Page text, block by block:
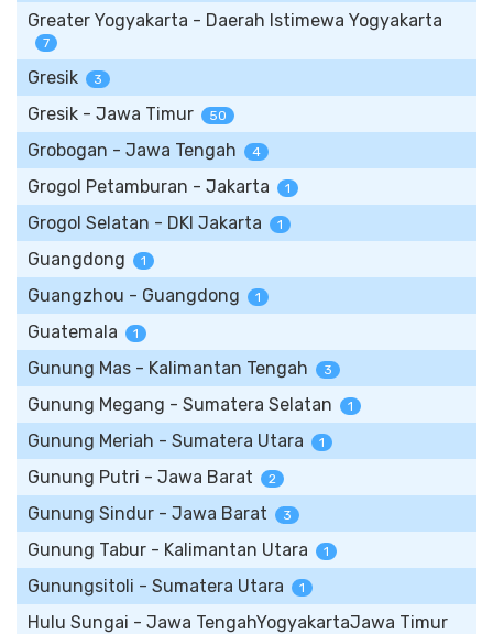
Greater Yogyakarta - Daerah Istimewa Yogyakarta
7
Gresik 3
Gresik - Jawa Timur 50
Grobogan - Jawa Tengah 4
Grogol Petamburan - Jakarta 1
Grogol Selatan - DKI Jakarta 1
Guangdong 1
Guangzhou - Guangdong 1
Guatemala 1
Gunung Mas - Kalimantan Tengah 3
Gunung Megang - Sumatera Selatan 1
Gunung Meriah - Sumatera Utara 1
Gunung Putri - Jawa Barat 2
Gunung Sindur - Jawa Barat 3
Gunung Tabur - Kalimantan Utara 1
Gunungsitoli - Sumatera Utara 1
Hulu Sungai - Jawa TengahYogyakartaJawa Timur